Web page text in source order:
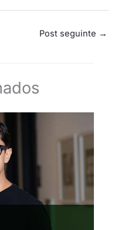
Post seguinte →